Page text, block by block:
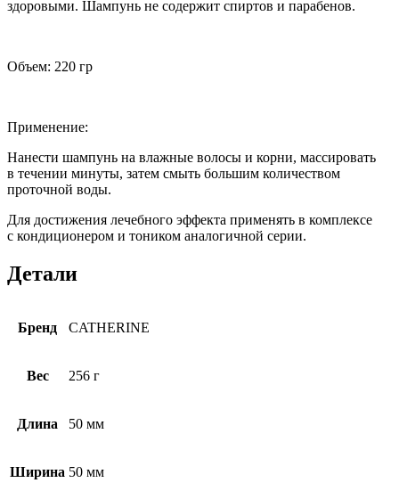
здоровыми. Шампунь не содержит спиртов и парабенов.
Объем: 220 гр
Применение:
Нанести шампунь на влажные волосы и корни, массировать
в течении минуты, затем смыть большим количеством
проточной воды.
Для достижения лечебного эффекта применять в комплексе
с кондиционером и тоником аналогичной серии.
Детали
Бренд CATHERINE
Вес 256 г
Длина 50 мм
Ширина 50 мм